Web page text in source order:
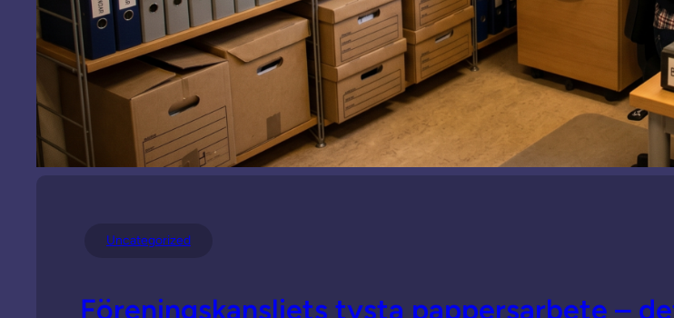
Uncategorized
Föreningskansliets tysta pappersarbete –